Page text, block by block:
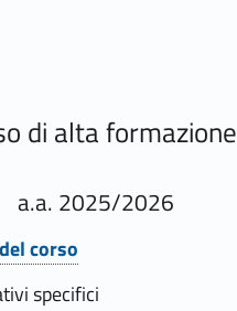
di alta formazione
a.a. 2025/2026
corso
specifici